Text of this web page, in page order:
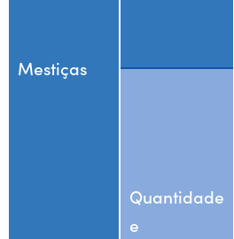
Mestiças
Quantidade
e